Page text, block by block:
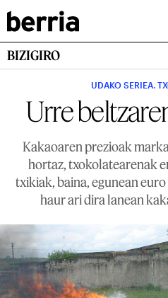
BIZIGIRO
UDAKO SERIEA.
Urre
Kakaoaren prezioak
hortaz, txokolatearenak
txikiak, baina, egunean
haur ari dira lanean